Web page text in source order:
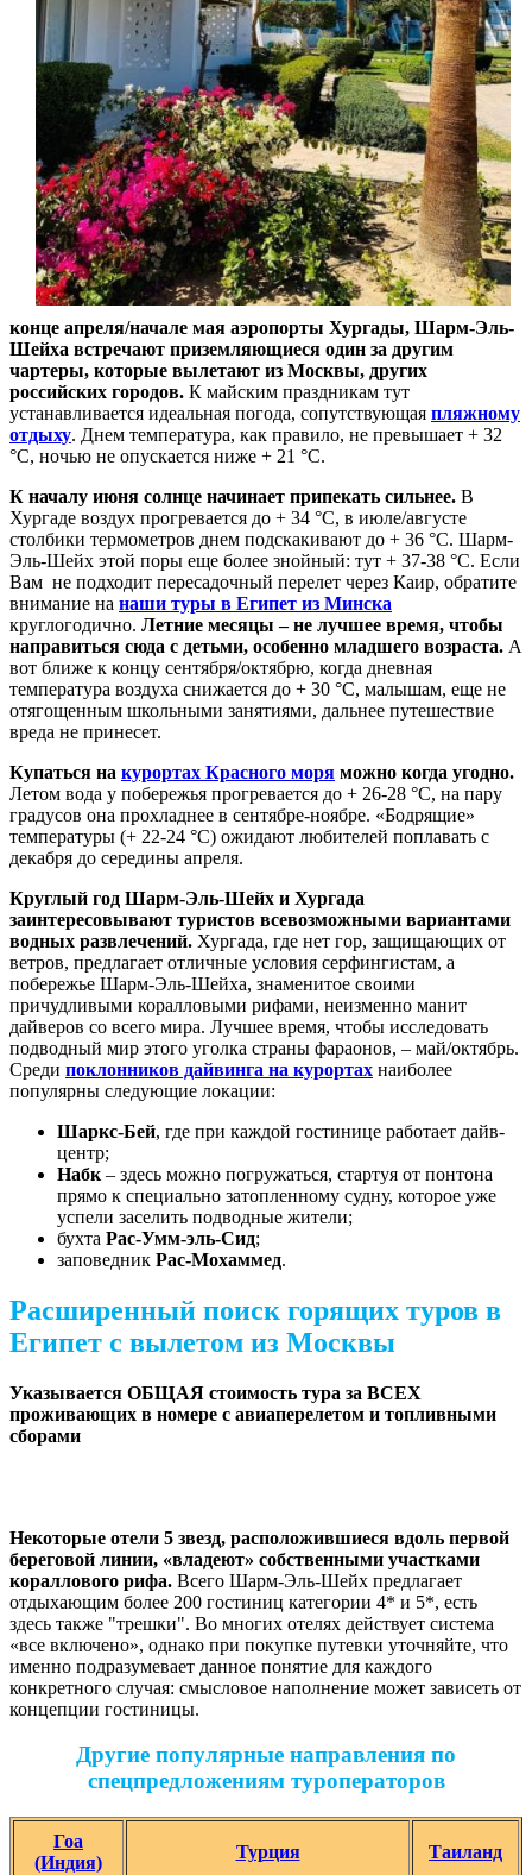
конце апреля/начале мая аэропорты Хургады, Шарм-Эль-
Шейха встречают приземляющиеся один за другим
чартеры, которые вылетают из Москвы, других
российских городов. К майским праздникам тут
устанавливается идеальная погода, сопутствующая пляжному
отдыху. Днем температура, как правило, не превышает + 32
°С, ночью не опускается ниже + 21 °С.
К началу июня солнце начинает припекать сильнее. В
Хургаде воздух прогревается до + 34 °С, в июле/августе
столбики термометров днем подскакивают до + 36 °С. Шарм-
Эль-Шейх этой поры еще более знойный: тут + 37-38 °С. Если
Вам не подходит пересадочный перелет через Каир, обратите
внимание на наши туры в Египет из Минска
круглогодично. Летние месяцы – не лучшее время, чтобы
направиться сюда с детьми, особенно младшего возраста. А
вот ближе к концу сентября/октябрю, когда дневная
температура воздуха снижается до + 30 °С, малышам, еще не
отягощенным школьными занятиями, дальнее путешествие
вреда не принесет.
Купаться на курортах Красного моря можно когда угодно.
Летом вода у побережья прогревается до + 26-28 °С, на пару
градусов она прохладнее в сентябре-ноябре. «Бодрящие»
температуры (+ 22-24 °С) ожидают любителей поплавать с
декабря до середины апреля.
Круглый год Шарм-Эль-Шейх и Хургада
заинтересовывают туристов всевозможными вариантами
водных развлечений. Хургада, где нет гор, защищающих от
ветров, предлагает отличные условия серфингистам, а
побережье Шарм-Эль-Шейха, знаменитое своими
причудливыми коралловыми рифами, неизменно манит
дайверов со всего мира. Лучшее время, чтобы исследовать
подводный мир этого уголка страны фараонов, – май/октябрь.
Среди поклонников дайвинга на курортах наиболее
популярны следующие локации:
Шаркс-Бей, где при каждой гостинице работает дайв-
центр;
Набк – здесь можно погружаться, стартуя от понтона
прямо к специально затопленному судну, которое уже
успели заселить подводные жители;
бухта Рас-Умм-эль-Сид;
заповедник Рас-Мохаммед.
Расширенный поиск горящих туров в
Египет с вылетом из Москвы
Указывается ОБЩАЯ стоимость тура за ВСЕХ
проживающих в номере с авиаперелетом и топливными
сборами
Некоторые отели 5 звезд, расположившиеся вдоль первой
береговой линии, «владеют» собственными участками
кораллового рифа. Всего Шарм-Эль-Шейх предлагает
отдыхающим более 200 гостиниц категории 4* и 5*, есть
здесь также "трешки". Во многих отелях действует система
«все включено», однако при покупке путевки уточняйте, что
именно подразумевает данное понятие для каждого
конкретного случая: смысловое наполнение может зависеть от
концепции гостиницы.
Другие популярные направления по
спецпредложениям туроператоров
Гоа
(Индия)
Турция Таиланд